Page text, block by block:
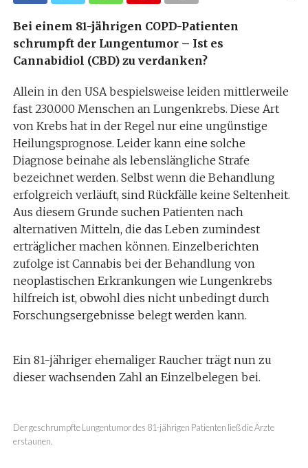
Bei einem 81-jährigen COPD-Patienten
schrumpft der Lungentumor – Ist es
Cannabidiol (CBD) zu verdanken?
Allein in den USA bespielsweise leiden mittlerweile
fast 230.000 Menschen an Lungenkrebs. Diese Art
von Krebs hat in der Regel nur eine ungünstige
Heilungsprognose. Leider kann eine solche
Diagnose beinahe als lebenslängliche Strafe
bezeichnet werden. Selbst wenn die Behandlung
erfolgreich verläuft, sind Rückfälle keine Seltenheit.
Aus diesem Grunde suchen Patienten nach
alternativen Mitteln, die das Leben zumindest
erträglicher machen können. Einzelberichten
zufolge ist Cannabis bei der Behandlung von
neoplastischen Erkrankungen wie Lungenkrebs
hilfreich ist, obwohl dies nicht unbedingt durch
Forschungsergebnisse belegt werden kann.
Ein 81-jähriger ehemaliger Raucher trägt nun zu
dieser wachsenden Zahl an Einzelbelegen bei.
Der geschrumpfte Lungentumor des 81-jährigen Patienten ließ die Ärzte
erstaunen.